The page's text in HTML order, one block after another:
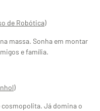
de Robótica)
massa. Sonha em montar
e família.
cosmopolita. Já domina o